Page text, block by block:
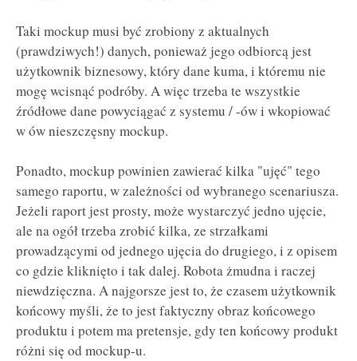
Taki mockup musi być zrobiony z aktualnych
(prawdziwych!) danych, ponieważ jego odbiorcą jest
użytkownik biznesowy, który dane kuma, i któremu nie
mogę wcisnąć podróby. A więc trzeba te wszystkie
źródłowe dane powyciągać z systemu / -ów i wkopiować
w ów nieszczęsny mockup.
Ponadto, mockup powinien zawierać kilka "ujęć" tego
samego raportu, w zależności od wybranego scenariusza.
Jeżeli raport jest prosty, może wystarczyć jedno ujęcie,
ale na ogół trzeba zrobić kilka, ze strzałkami
prowadzącymi od jednego ujęcia do drugiego, i z opisem
co gdzie kliknięto i tak dalej. Robota żmudna i raczej
niewdzięczna. A najgorsze jest to, że czasem użytkownik
końcowy myśli, że to jest faktyczny obraz końcowego
produktu i potem ma pretensje, gdy ten końcowy produkt
różni się od mockup-u.